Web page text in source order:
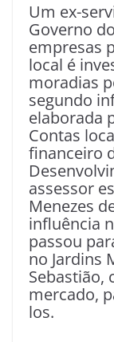
Um ex-
Governo
empresas
local é
moradias
segundo
elaborada
Contas
financeiro
assessor
Menezes
influência
passou
no Jardins
Sebastião,
mercado,
los.